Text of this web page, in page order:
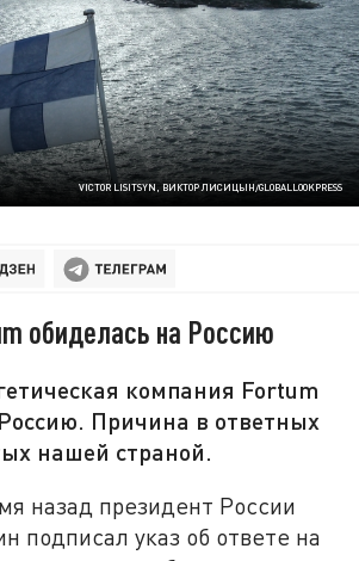
VICTOR LISITSYN, ВИКТОР ЛИСИЦЫН/GLOBALLOOKPRESS
обиделась на Россию
компания Fortum
Причина в ответных
нашей страной.
назад президент России
подписал указ об ответе на